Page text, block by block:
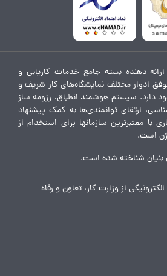
دهنده بسته جامع خدمات کاریابی و
ادوار مختلف نمایشگاه‌های کار شریف و
دارد. سیستم هوشمند انطباق، رزومه ساز
ارتقای توانمندی‌ها به کمک پیشنهاد
با معتبرترین سازمانها برای استخدام از
است.
شناخته شده است.
از وزارت کار، تعاون و رفاه